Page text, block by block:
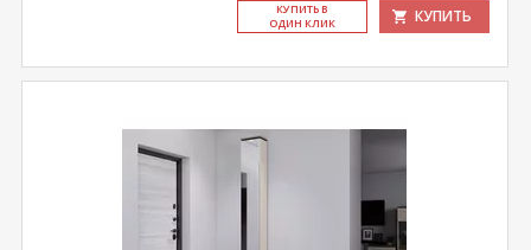
КУ­ПИТЬ В
ОДИН КЛИК
КУПИТЬ